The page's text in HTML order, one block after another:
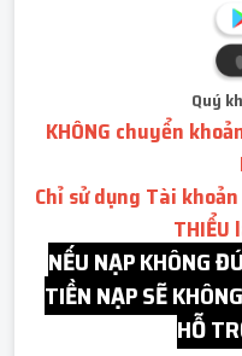
Quý
KHÔNG chuyển
Chỉ sử dụng Tài
THIỂU
NẾU NẠP KHÔNG
TIỀN NẠP SẼ
HỖ